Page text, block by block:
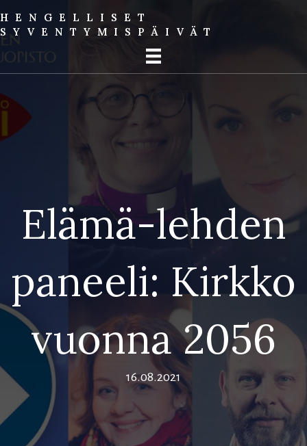
HENGELLISET
SYVENTYMIS­PÄIVÄT
Elämä-lehden
paneeli: Kirkko
vuonna 2056
16.08.2021